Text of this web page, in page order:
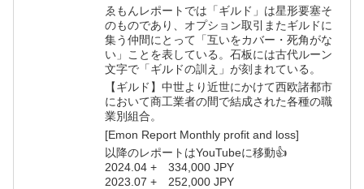
ゑもんレポートでは「ギルド」は星形要塞そ
のものであり、オプション取引またギルドに
集う仲間にとって「互いをカバー・死角がな
い」ことを表している。石板には古代ルーン
文字で「ギルドの訓え」が刻まれている。
【ギルド】中世より近世にかけて西欧諸都市
において商工業者の間で結成された各種の職
業別組合。
[Emon Report Monthly profit and loss]
以降のレポートはYouTubeに移動👍
2024.04 + 334,000 JPY
2023.07 + 252,000 JPY